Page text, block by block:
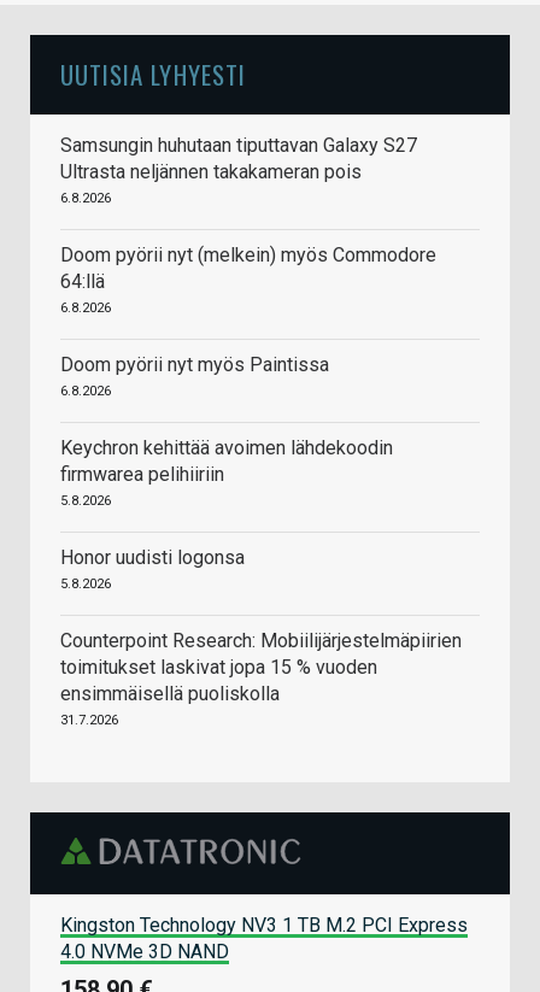
UUTISIA LYHYESTI
Samsungin huhutaan tiputtavan Galaxy S27
Ultrasta neljännen takakameran pois
6.8.2026
Doom pyörii nyt (melkein) myös Commodore
64:llä
6.8.2026
Doom pyörii nyt myös Paintissa
6.8.2026
Keychron kehittää avoimen lähdekoodin
firmwarea pelihiiriin
5.8.2026
Honor uudisti logonsa
5.8.2026
Counterpoint Research: Mobiilijärjestelmäpiirien
toimitukset laskivat jopa 15 % vuoden
ensimmäisellä puoliskolla
31.7.2026
Kingston Technology NV3 1 TB M.2 PCI Express
4.0 NVMe 3D NAND